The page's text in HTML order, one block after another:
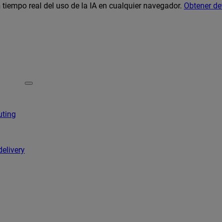
real del uso de la IA en cualquier navegador. Obtener